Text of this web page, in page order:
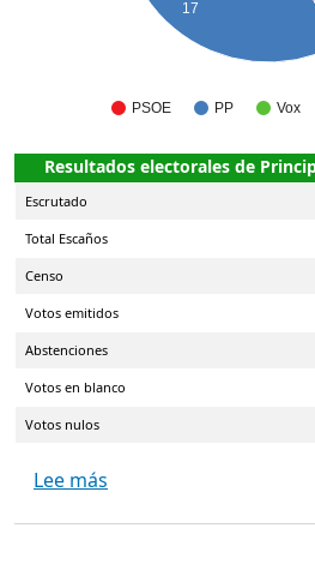
PSOE PP Vox
17
Resultados electorales de
Escrutado
Total Escaños
Censo
Votos emitidos
Abstenciones
Votos en blanco
Votos nulos
Lee más